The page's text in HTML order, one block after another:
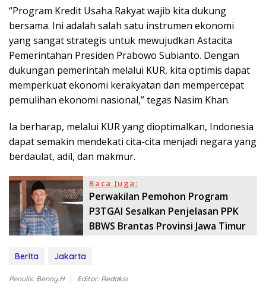
“Program Kredit Usaha Rakyat wajib kita dukung
bersama. Ini adalah salah satu instrumen ekonomi
yang sangat strategis untuk mewujudkan Astacita
Pemerintahan Presiden Prabowo Subianto. Dengan
dukungan pemerintah melalui KUR, kita optimis dapat
memperkuat ekonomi kerakyatan dan mempercepat
pemulihan ekonomi nasional,” tegas Nasim Khan.
Ia berharap, melalui KUR yang dioptimalkan, Indonesia
dapat semakin mendekati cita-cita menjadi negara yang
berdaulat, adil, dan makmur.
Baca Juga:
Perwakilan Pemohon Program
P3TGAI Sesalkan Penjelasan PPK
BBWS Brantas Provinsi Jawa Timur
Berita Jakarta
Penulis: Benny.H Editor: Redaksi